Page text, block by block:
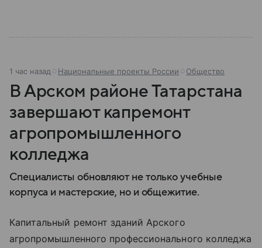
1 час назад Национальные проекты России Общество
В Арском районе Татарстана
завершают капремонт
агропромышленного
колледжа
Специалисты обновляют не только учебные
корпуса и мастерские, но и общежитие.
Капитальный ремонт зданий Арского
агропромышленного профессионального колледжа